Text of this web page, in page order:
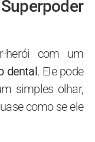
herói com um
dental. Ele pode
simples olhar,
como se ele